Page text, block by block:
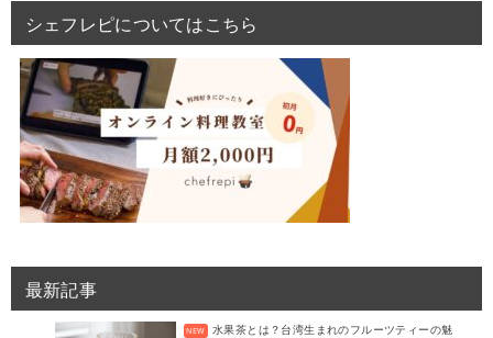
シェフレピについてはこちら
最新記事
水果茶とは？台湾生まれのフルーツティーの魅